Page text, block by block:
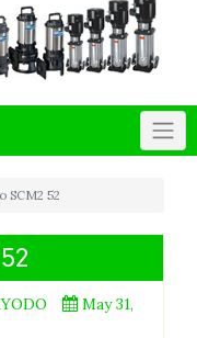
SCM2 52
May 31,